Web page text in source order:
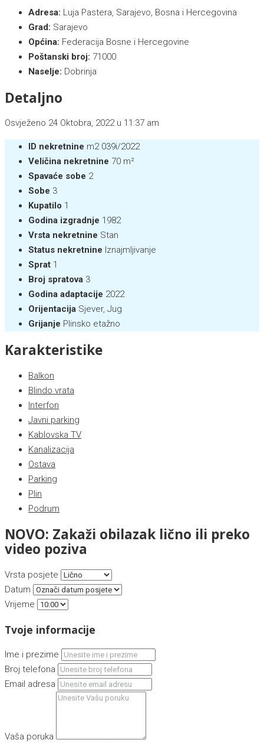
Adresa: Luja Pastera, Sarajevo, Bosna i Hercegovina
Grad: Sarajevo
Općina: Federacija Bosne i Hercegovine
Poštanski broj: 71000
Naselje: Dobrinja
Detaljno
Osvježeno 24 Oktobra, 2022 u 11:37 am
ID nekretnine m2 039i/2022
Veličina nekretnine 70 m²
Spavaće sobe 2
Sobe 3
Kupatilo 1
Godina izgradnje 1982
Vrsta nekretnine Stan
Status nekretnine Iznajmljivanje
Sprat 1
Broj spratova 3
Godina adaptacije 2022
Orijentacija Sjever, Jug
Grijanje Plinsko etažno
Karakteristike
Balkon
Blindo vrata
Interfon
Javni parking
Kablovska TV
Kanalizacija
Ostava
Parking
Plin
Podrum
NOVO: Zakaži obilazak lično ili preko
video poziva
Vrsta posjete
Datum
Vrijeme
Tvoje informacije
Ime i prezime
Broj telefona
Email adresa
Vaša poruka